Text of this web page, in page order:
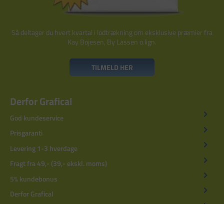
Så deltager du hvert kvartal i lodtrækning om eksklusive præmier fra
Kay Bojesen, By Lassen o.lign.
TILMELD HER
Derfor Grafical
God kundeservice
Prisgaranti
Levering 1-3 hverdage
Fragt fra 49,- (39,- ekskl. moms)
5% kundebonus
Derfor Grafical